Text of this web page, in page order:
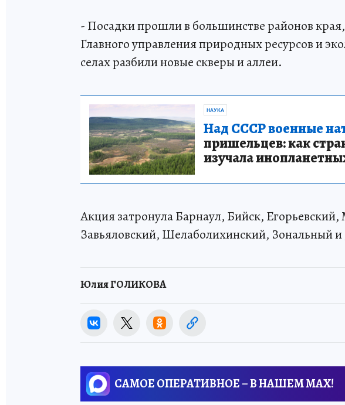
- Посадки прошли в большинстве районов
Главного управления природных ресурсов и
селах разбили новые скверы и аллеи.
НАУКА
Над СССР военные
пришельцев: как
изучала
Акция затронула Барнаул, Бийск,
Завьяловский, Шелаболихинский, Зональный
Юлия ГОЛИКОВА
САМОЕ ОПЕРАТИВНОЕ – В НАШЕМ MAX!